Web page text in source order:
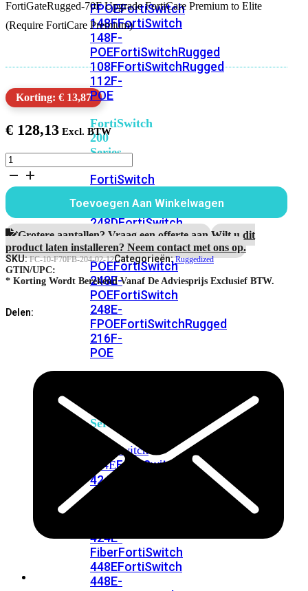
FPOEFortiSwitch
148FFortiSwitch
148F-
POEFortiSwitchRugged
108FFortiSwitchRugged
112F-
POE
FortiSwitch
200
Series
FortiSwitch
FPOEFortiSwitch
248DFortiSwitch
224EFortiswitch
224E-
POEFortiSwitch
248E-
POEFortiSwitch
248E-
FPOEFortiSwitchRugged
216F-
POE
Series
FortiSwitch
424EFortiSwitch
424E-
POE
424E-
FiberFortiSwitch
448EFortiSwitch
448E-
FortiGateRugged-70F Upgrade FortiCare Premium to Elite
(Require FortiCare Premium)
Korting: € 13,87
€ 128,13
FortiGateRugged-
70F
Jaar
Upgrade
FortiCare
Premium
to
Elite
aantal
Toevoegen Aan Winkelwagen
Grotere aantallen? Vraag een offerte aan.Wilt u dit
product laten installeren? Neem contact met ons op.
SKU:FC-10-F70FB-204-02-12Categorieën:Ruggedized
GTIN/UPC:
* Korting Wordt Berekend Vanaf De Adviesprijs Exclusief BTW.
Delen: